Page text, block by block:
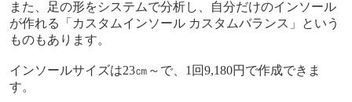
また、足の形をシステムで分析し、自分だけのインソール
が作れる「カスタムインソール カスタムバランス」という
ものもあります。
インソールサイズは23㎝～で、 1 回9,180円で作成できま
す。